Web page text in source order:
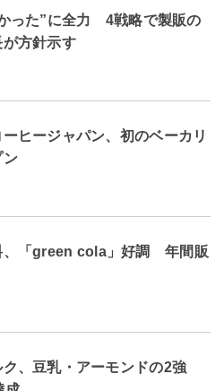
った”に全力 4戦略で製販の
方針示す
ーヒージャパン、初のベーカリ
ン
、「green cola」好調 年間販
ク、豆乳・アーモンドの2強